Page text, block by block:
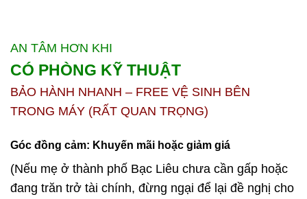
AN TÂM HƠN KHI
CÓ PHÒNG KỸ THUẬT
BẢO HÀNH NHANH – FREE VỆ SINH BÊN
TRONG MÁY (RẤT QUAN TRỌNG)
Góc đồng cảm: Khuyến mãi hoặc giảm giá
(Nếu mẹ ở thành phố Bạc Liêu chưa cần gấp hoặc
đang trăn trở tài chính, đừng ngại để lại đề nghị cho